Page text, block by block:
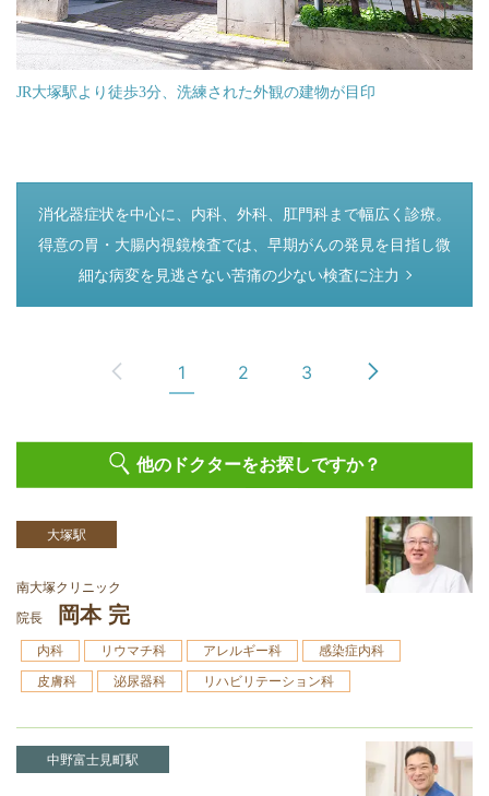
JR大塚駅より徒歩3分、洗練された外観の建物が目印
つぎのページ
消化器症状を中心に、内科、外科、肛門科まで幅広く診療。
得意の胃・大腸内視鏡検査では、早期がんの発見を目指し微
細な病変を見逃さない苦痛の少ない検査に注力
1 2 3
他のドクターをお探しですか？
大塚駅
南大塚クリニック
院長
岡本 完
内科 リウマチ科 アレルギー科
感染症内科
皮膚科
泌尿器科 リハビリテーション科
中野富士見町駅